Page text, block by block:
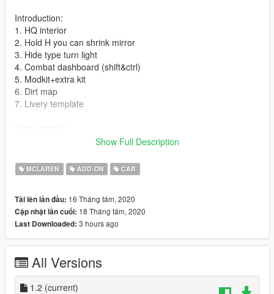
Introduction:
1. HQ interior
2. Hold H you can shrink mirror
3. Hide type turn light
4. Combat dashboard (shift&ctrl)
5. Modkit+extra kit
6. Dirt map
7. Livery template
1. extra: 1 is spoiler silver logo,2 is McLaren front windscreen
installation:
named McLarens to add it to the "dlc.rpf" file.
2.- Use OpenIV to convert "dlclist.xml" in the
"/update/update.rpf/common/data/" path to the desktop. Open
dlcpacks: \ McLarens \
3.- Spawn name: SENNAS
Show Full Description
MCLAREN ADD-ON CAR
Tải lên lần đầu: 16 Tháng tám, 2020
Cập nhật lần cuối: 18 Tháng tám, 2020
Last Downloaded: 3 hours ago
All Versions
1.2 (current)